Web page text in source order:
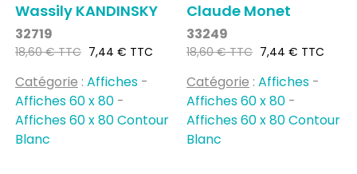
Wassily KANDINSKY
32719
Prix
18,60 € TTC Prix
7,44 € TTC
Catégorie : Affiches -
Affiches 60 x 80 -
Affiches 60 x 80 Contour
Blanc
Claude Monet
33249
Prix
18,60 € TTC Prix
7,44 € TTC
Catégorie : Affiches -
Affiches 60 x 80 -
Affiches 60 x 80 Contour
Blanc